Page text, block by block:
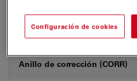
Número de producto
Anillo de corrección (CORR)
Configuración de cookies